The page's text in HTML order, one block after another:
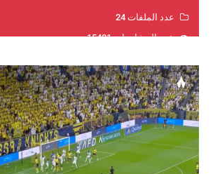
عدد الملفات 24
عدد المشاهدات 15401